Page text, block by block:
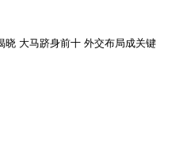
晓 大马跻身前十 外交布局成关键